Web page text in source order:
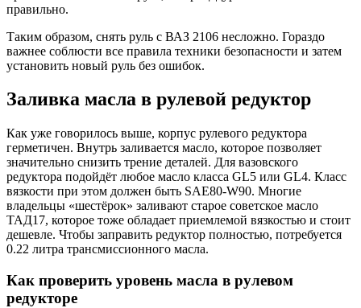
правильно.
Таким образом, снять руль с ВАЗ 2106 несложно. Гораздо
важнее соблюсти все правила техники безопасности и затем
установить новый руль без ошибок.
Заливка масла в рулевой редуктор
Как уже говорилось выше, корпус рулевого редуктора
герметичен. Внутрь заливается масло, которое позволяет
значительно снизить трение деталей. Для вазовского
редуктора подойдёт любое масло класса GL5 или GL4. Класс
вязкости при этом должен быть SAE80-W90. Многие
владельцы «шестёрок» заливают старое советское масло
ТАД17, которое тоже обладает приемлемой вязкостью и стоит
дешевле. Чтобы заправить редуктор полностью, потребуется
0.22 литра трансмиссионного масла.
Как проверить уровень масла в рулевом
редукторе